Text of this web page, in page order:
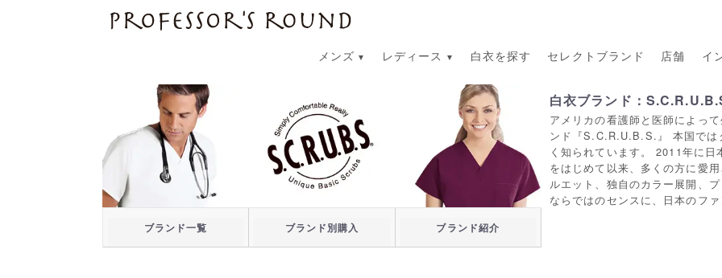
プロフェッサーズラウンド
メンズ レディース 白衣を探す セレクトブランド 店舗 イ
ブランド一覧 ブランド別購入 ブランド紹介
白衣ブランド：
アメリカの看護師と医師によっ
ンド『S.C.R.U.B.S.』 本国では
く知られています。 2011年に
をはじめて以来、多くの方に愛
ルエット、独自のカラー展開、
ならではのセンスに、日本のファ